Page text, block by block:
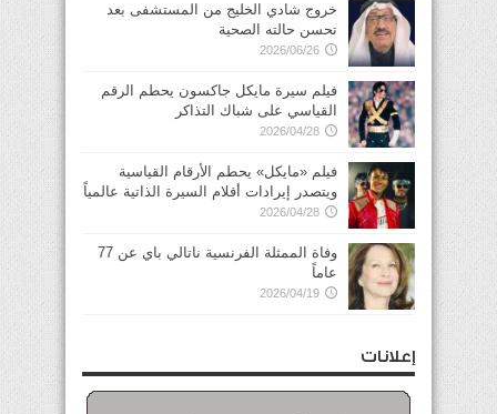
خروج شادي الخليج من المستشفى بعد
تحسن حالته الصحية
2026/06/26
فيلم سيرة مايكل جاكسون يحطم الرقم
القياسي على شباك التذاكر
2026/04/28
فيلم «مايكل» يحطم الأرقام القياسية
ويتصدر إيرادات أفلام السيرة الذاتية عالمياً
2026/04/28
وفاة الممثلة الفرنسية ناتالي باي عن 77
عاماً
2026/04/19
إعلانات